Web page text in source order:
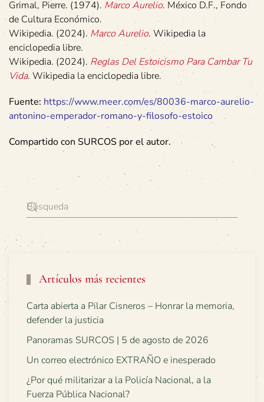
Grimal, Pierre. (1974). Marco Aurelio. México D.F., Fondo
de Cultura Económico.
Wikipedia. (2024). Marco Aurelio. Wikipedia la
enciclopedia libre.
Wikipedia. (2024). Reglas Del Estoicismo Para Cambar Tu
Vida. Wikipedia la enciclopedia libre.
Fuente: https://www.meer.com/es/80036-marco-aurelio-
antonino-emperador-romano-y-filosofo-estoico
Compartido con SURCOS por el autor.
Artículos más recientes
Carta abierta a Pilar Cisneros – Honrar la memoria,
defender la justicia
Panoramas SURCOS | 5 de agosto de 2026
Un correo electrónico EXTRAÑO e inesperado
¿Por qué militarizar a la Policía Nacional, a la
Fuerza Pública Nacional?